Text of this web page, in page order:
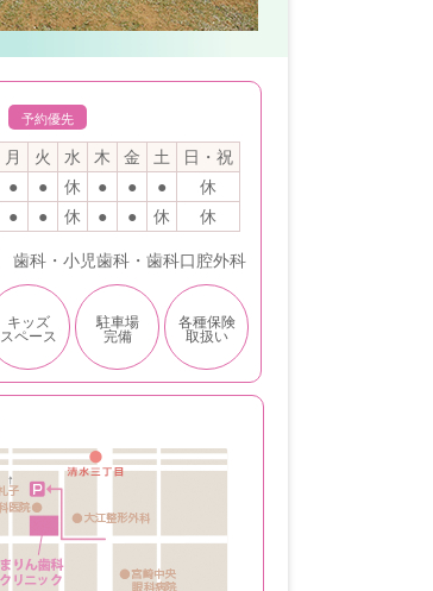
予約優先
月 火 水 木 金 土
日・祝
● ● 休 ● ● ●
休
● ● 休 ● ● 休 休
歯科・小児歯科・歯科口腔外科
キッズ
スペース
駐車場
完備
各種保険
取扱い